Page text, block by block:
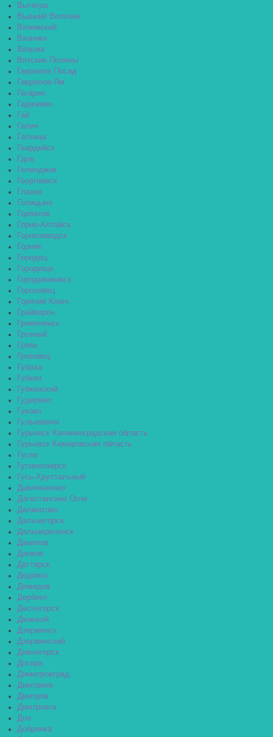
Вытегра
Вышний Волочёк
Вяземский
Вязники
Вязьма
Вятские Поляны
Гаврилов Посад
Гаврилов-Ям
Гагарин
Гаджиево
Гай
Галич
Гатчина
Гвардейск
Гдов
Геленджик
Георгиевск
Глазов
Голицыно
Горбатов
Горно-Алтайск
Горнозаводск
Горняк
Городец
Городище
Городовиковск
Гороховец
Горячий Ключ
Грайворон
Гремячинск
Грозный
Грязи
Грязовец
Губаха
Губкин
Губкинский
Гудермес
Гуково
Гулькевичи
Гурьевск Калининградская область
Гурьевск Кемеровская область
Гусев
Гусиноозёрск
Гусь-Хрустальный
Давлеканово
Дагестанские Огни
Далматово
Дальнегорск
Дальнереченск
Данилов
Данков
Дегтярск
Дедовск
Демидов
Дербент
Десногорск
Джанкой
Дзержинск
Дзержинский
Дивногорск
Дигора
Димитровград
Дмитриев
Дмитров
Дмитровск
Дно
Добрянка